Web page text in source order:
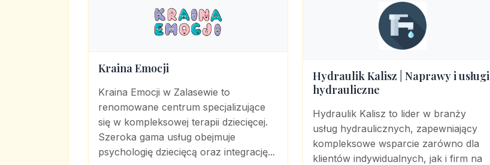
Kraina Emocji
Kraina Emocji w Zalasewie to
renomowane centrum specjalizujące
się w kompleksowej terapii dziecięcej.
Szeroka gama usług obejmuje
psychologię dziecięcą oraz integrację...
Hydraulik Kalisz | Naprawy i usługi
hydrauliczne
Hydraulik Kalisz to lider w branży
usług hydraulicznych, zapewniający
kompleksowe wsparcie zarówno dla
klientów indywidualnych, jak i firm na